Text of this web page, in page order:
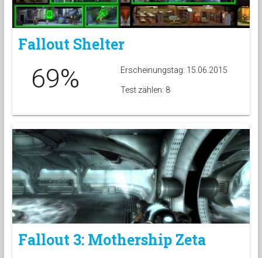
Fallout Shelter
69% Erscheinungstag: 15.06.2015
Test zählen: 8
Fallout 3: Mothership Zeta